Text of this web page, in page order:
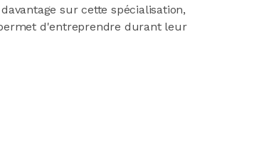
sur cette spécialisation,
d'entreprendre durant leur